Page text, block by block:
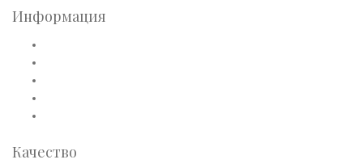
Информация
Качество